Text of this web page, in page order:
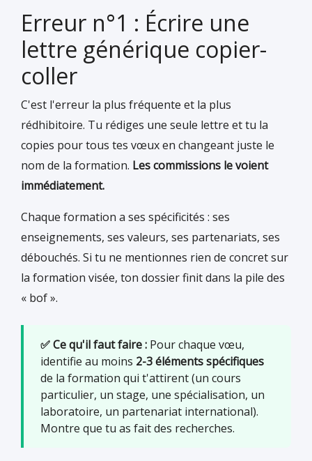
Erreur n°1 : Écrire une
lettre générique copier-
coller
C'est l'erreur la plus fréquente et la plus
rédhibitoire. Tu rédiges une seule lettre et tu la
copies pour tous tes vœux en changeant juste le
nom de la formation. Les commissions le voient
immédiatement.
Chaque formation a ses spécificités : ses
enseignements, ses valeurs, ses partenariats, ses
débouchés. Si tu ne mentionnes rien de concret sur
la formation visée, ton dossier finit dans la pile des
« bof ».
✅ Ce qu'il faut faire : Pour chaque vœu,
identifie au moins 2-3 éléments spécifiques
de la formation qui t'attirent (un cours
particulier, un stage, une spécialisation, un
laboratoire, un partenariat international).
Montre que tu as fait des recherches.